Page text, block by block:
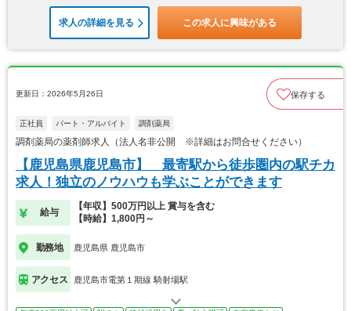
求人の詳細を見る この求人に興味がある
更新日：2026年5月26日 保存する
正社員 パート・アルバイト 調剤薬局
調剤薬局の薬剤師求人（法人名非公開 ※詳細はお問合せください）
【鹿児島県鹿児島市】 最寄駅から徒歩圏内の駅チカ
求人！独立のノウハウも学ぶことができます
給与
【年収】500万円以上 賞与を含む
【時給】1,800円～
勤務地 鹿児島県 鹿児島市
アクセス 鹿児島市電第１期線 騎射場駅